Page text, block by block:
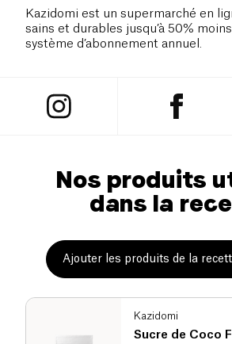
Kazidomi est un supermarché en
sains et durables jusqu’à 50%
système d’abonnement annuel.
Nos produits
dans la
Ajouter les produits de la
Kazidomi
Sucre de Coco